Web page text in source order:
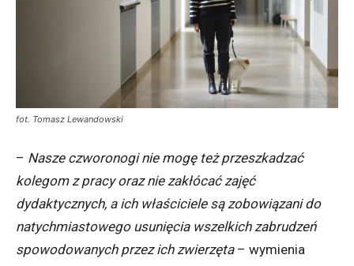
fot. Tomasz Lewandowski
– Nasze czworonogi nie mogę też przeszkadzać
kolegom z pracy oraz nie zakłócać zajęć
dydaktycznych, a ich właściciele są zobowiązani do
natychmiastowego usunięcia wszelkich zabrudzeń
spowodowanych przez ich zwierzęta– wymienia